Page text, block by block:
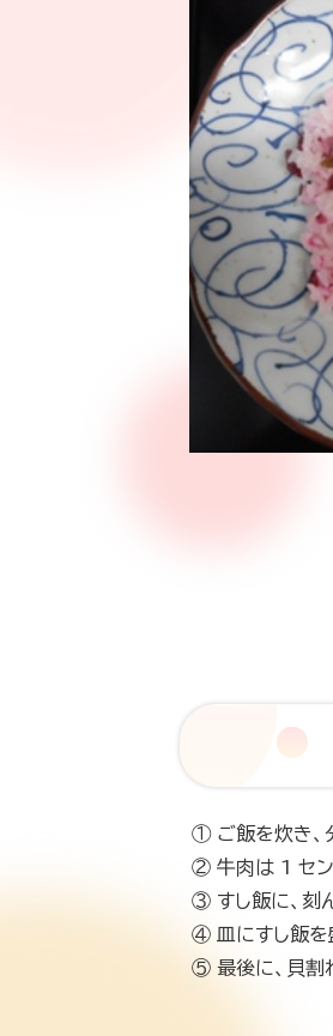
① ご飯を炊き、
② 牛肉は 1 セン
③ すし飯に、刻
④ 皿にすし飯を
⑤ 最後に、貝割